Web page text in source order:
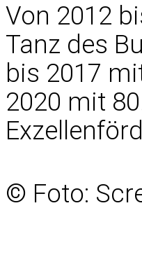
Von 2012
Tanz des
bis 2017
2020 mit
© Foto: